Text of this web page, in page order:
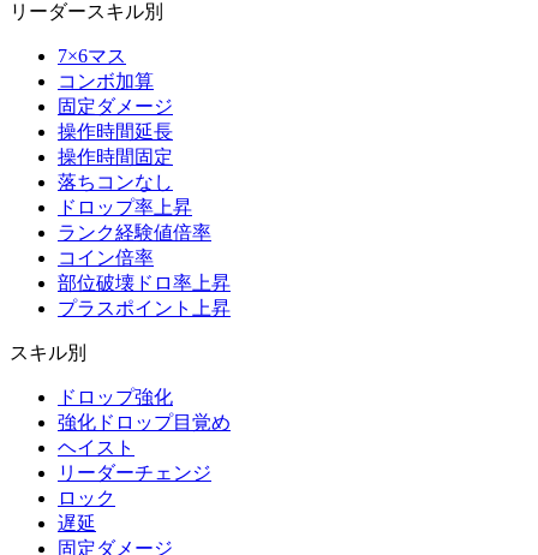
リーダースキル別
7×6マス
コンボ加算
固定ダメージ
操作時間延長
操作時間固定
落ちコンなし
ドロップ率上昇
ランク経験値倍率
コイン倍率
部位破壊ドロ率上昇
プラスポイント上昇
スキル別
ドロップ強化
強化ドロップ目覚め
ヘイスト
リーダーチェンジ
ロック
遅延
固定ダメージ